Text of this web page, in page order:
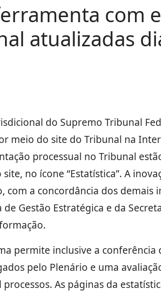
com
atualizadas
do Supremo Tribunal
meio do site do Tribunal na
processual no Tribunal
no ícone “Estatística”. A
com a concordância dos
Gestão Estratégica e da
permite inclusive a
pelo Plenário e uma
As páginas da